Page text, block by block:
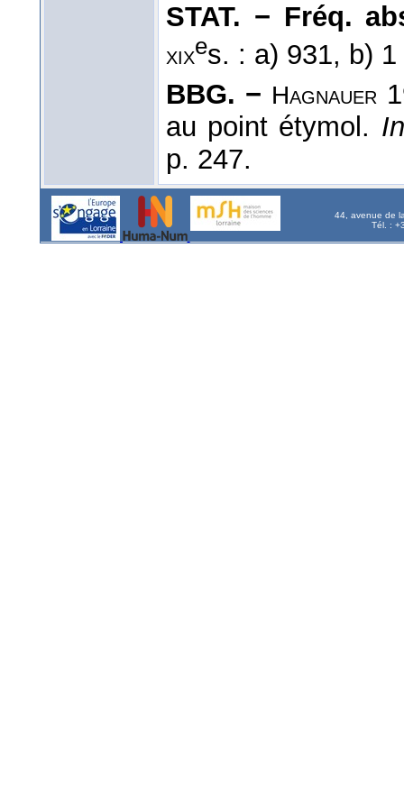
STAT. − Fréq.
xixes. : a) 931, b)
BBG. − Hagnauer
au point étymol. In
p. 247.
44, avenue de
Tél. :